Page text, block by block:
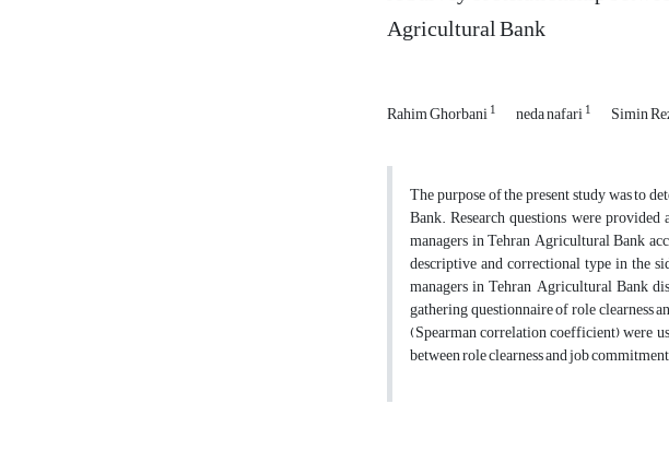
Agricultural Bank
Rahim Ghorbani1 neda nafari1 Simin
The purpose of the present study was to
Bank. Research questions were
managers in Tehran Agricultural Bank
descriptive and correctional type in the
managers in Tehran Agricultural Bank
gathering questionnaire of role clearness
(Spearman correlation coefficient) were
between role clearness and job